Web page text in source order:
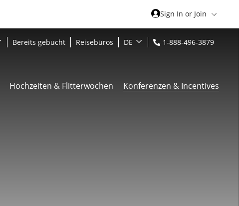
Sign In or Join
Bereits gebucht Reisebüros DE 1-888-496-3879
Hochzeiten & Flitterwochen Konferenzen & Incentives